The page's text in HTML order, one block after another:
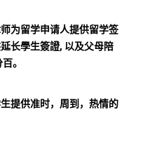
为留学申请人提供留学签
长學生簽證, 以及父母陪
。
提供准时，周到，热情的